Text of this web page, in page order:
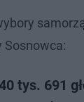
Sosnowca:
tys. 691